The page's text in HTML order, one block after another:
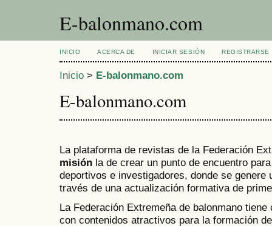
E-balonmano.com
INICIO ACERCA DE INICIAR SESIÓN REGISTRARSE
Inicio > E-balonmano.com
E-balonmano.com
La plataforma de revistas de la Federación
misión la de crear un punto de encuentro
deportivos e investigadores, donde se genere
través de una actualización formativa de
La Federación Extremeña de balonmano
con contenidos atractivos para la formación